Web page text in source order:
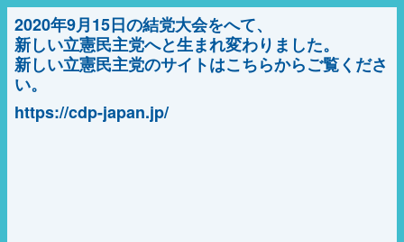
2020年9月15日の結党大会をへて、
新しい立憲民主党へと生まれ変わりました。
新しい立憲民主党のサイトはこちらからご覧くださ
い。
https://cdp-japan.jp/